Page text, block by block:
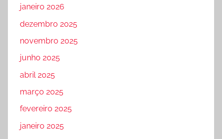
janeiro 2026
dezembro 2025
novembro 2025
junho 2025
abril 2025
março 2025
fevereiro 2025
janeiro 2025